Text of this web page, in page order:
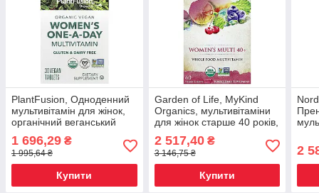
PlantFusion, Одноденний
мультивітамін для жінок,
органічний веганський
продукт, 30 веганських
таблеток Київ, Київ
1 696,29 ₴
1 995,64 ₴
Купити
Garden of Life, MyKind
Organics, мультивітаміни
для жінок старше 40 років,
60 таблеток веганских,
Київ
2 517,40₴
3 146,75 ₴
Купити
2